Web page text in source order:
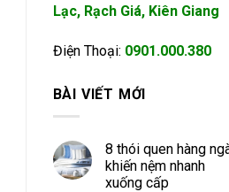
Lạc, Rạch Giá, Kiên Giang
Điện Thoại: 0901.000.380
BÀI VIẾT MỚI
8 thói quen hàng
khiến nệm nhanh
xuống cấp